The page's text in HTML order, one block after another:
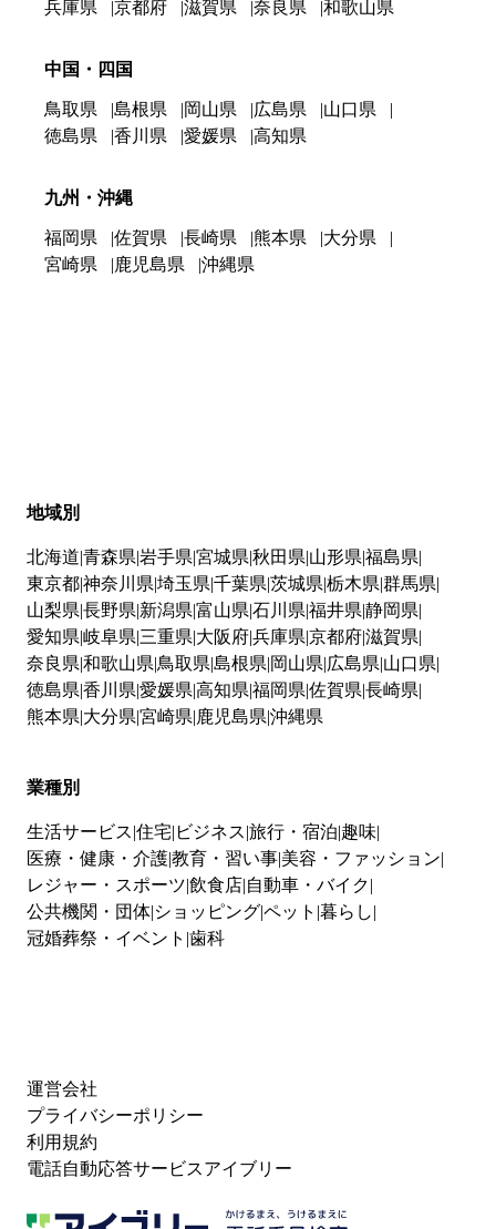
兵庫県
京都府 滋賀県 奈良県 和歌山県
中国・四国
鳥取県 島根県 岡山県 広島県
山口県
徳島県
香川県 愛媛県 高知県
九州・沖縄
福岡県 佐賀県 長崎県 熊本県
大分県
宮崎県
鹿児島県 沖縄県
地域別
北海道 青森県 岩手県 宮城県 秋田県 山形県 福島県
東京都神奈川県 埼玉県 千葉県 茨城県 栃木県 群馬県
山梨県 長野県 新潟県 富山県 石川県 福井県 静岡県
愛知県 岐阜県 三重県 大阪府兵庫県 京都府滋賀県
奈良県 和歌山県 鳥取県 島根県 岡山県 広島県 山口県
徳島県 香川県 愛媛県 高知県 福岡県 佐賀県 長崎県
熊本県 大分県 宮崎県 鹿児島県 沖縄県
業種別
生活サービス 住宅 ビジネス 旅行・宿泊 趣味
医療・健康・介護教育・習い事 美容・ファッション
レジャー・スポーツ 飲食店 自動車・バイク
公共機関・団体 ショッピングペット 暮らし
冠婚葬祭・イベント 歯科
運営会社
プライバシーポリシー
利用規約
電話自動応答サービスアイブリー